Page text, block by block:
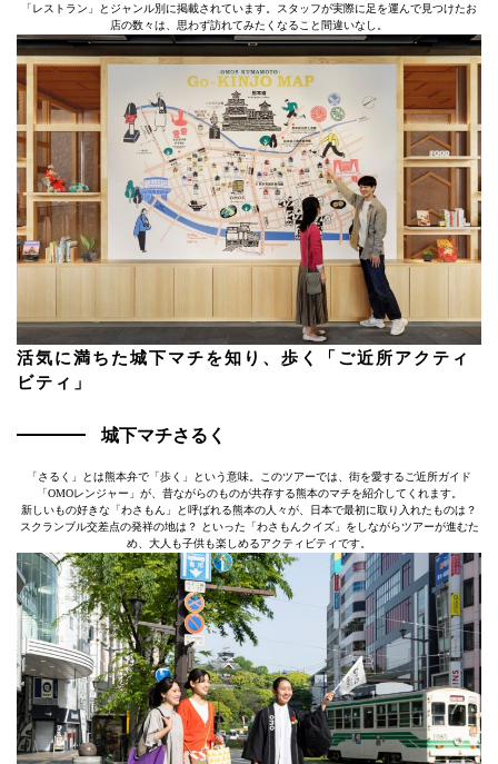
「レストラン」とジャンル別に掲載されています。スタッフが実際に足を運んで見つけたお
店の数々は、思わず訪れてみたくなること間違いなし。
活気に満ちた城下マチを知り、歩く「ご近所アクティ
ビティ」
城下マチさるく
「さるく」とは熊本弁で「歩く」という意味。このツアーでは、街を愛するご近所ガイド
「OMOレンジャー」が、昔ながらのものが共存する熊本のマチを紹介してくれます。
新しいもの好きな「わさもん」と呼ばれる熊本の人々が、日本で最初に取り入れたものは？
スクランブル交差点の発祥の地は？ といった「わさもんクイズ」をしながらツアーが進むた
め、大人も子供も楽しめるアクティビティです。